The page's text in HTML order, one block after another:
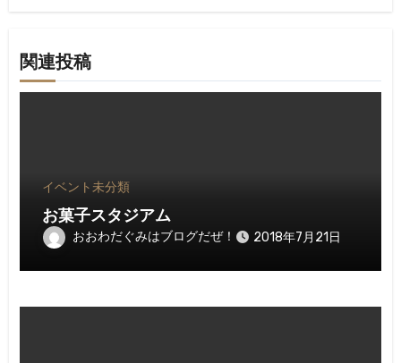
関連投稿
イベント未分類
お菓子スタジアム
おおわだぐみはブログだぜ！ 2018年7月21日